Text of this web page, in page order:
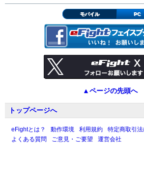
モバイル PC
▲ページの先頭へ
トップページへ
eFightとは？ 動作環境 利用規約
特定商取引
よくある質問
ご意見・ご要望 運営会社